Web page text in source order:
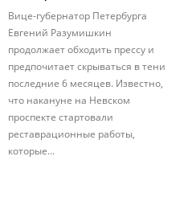
Вице-губернатор Петербурга
Евгений Разумишкин
продолжает обходить прессу и
предпочитает скрываться в тени
последние 6 месяцев. Известно,
что накануне на Невском
проспекте стартовали
реставрационные работы,
которые...